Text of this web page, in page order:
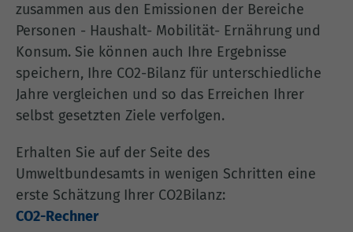
zusammen aus den Emissionen der Bereiche
Personen - Haushalt- Mobilität- Ernährung und
Konsum. Sie können auch Ihre Ergebnisse
speichern, Ihre CO2-Bilanz für unterschiedliche
Jahre vergleichen und so das Erreichen Ihrer
selbst gesetzten Ziele verfolgen.
Erhalten Sie auf der Seite des
Umweltbundesamts in wenigen Schritten eine
erste Schätzung Ihrer CO2Bilanz:
CO2-Rechner